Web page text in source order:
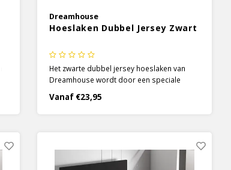
Dreamhouse
Hoeslaken Dubbel Jersey Zwart
Het zwarte dubbel jersey hoeslaken van
Dreamhouse wordt door een speciale
is, door deze techniek, elastisch en heeft
een dichte structuur.
Vanaf €23,95